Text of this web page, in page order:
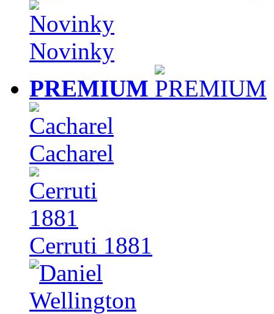
Novinky
PREMIUM
Cacharel
Cerruti 1881